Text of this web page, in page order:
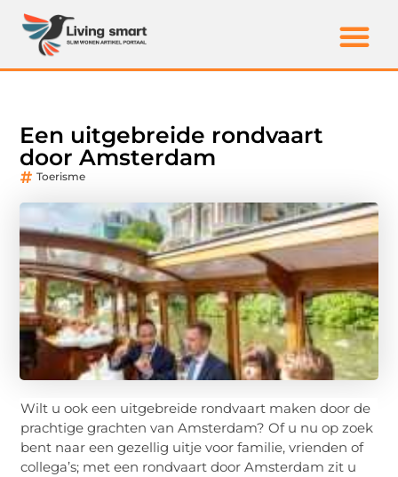
Een uitgebreide rondvaart
door Amsterdam
Toerisme
Wilt u ook een uitgebreide rondvaart maken door de
prachtige grachten van Amsterdam? Of u nu op zoek
bent naar een gezellig uitje voor familie, vrienden of
collega’s; met een rondvaart door Amsterdam zit u